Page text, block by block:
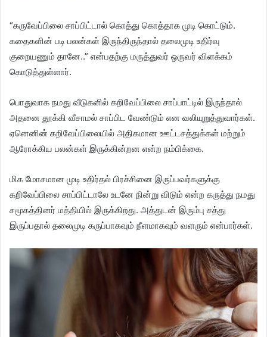
“கருவேப்பிலை சாப்பிட்டால் கொத்து கொத்தாக முடி கொட்டும்.
கதைகளின் படி பலன்கள் இருந்திருந்தால் தலைமுடி உதிர்வு
குறையணும் தானே..” என்பதற்கு மருத்துவர் ஒருவர் விளக்கம்
கொடுத்துள்ளார்.
பொதுவாக நமது வீடுகளில் கறிவேப்பிலை சாப்பாட்டில் இருந்தால்
அதனை தூக்கி வீசாமல் சாப்பிட வேண்டும் என வலியுறுத்துவார்கள்.
ஏனெனின் கறிவேப்பிலையில் அதிகமான ஊட்டசத்துக்கள் மற்றும்
ஆரோக்கிய பலன்கள் இருக்கின்றன என்ற நம்பிக்கை.
மிக மோசமான முடி உதிர்தல் பிரச்சினை இருப்பவர்களுக்கு
கறிவேப்பிலை சாப்பிட்டாலே உடனே நின்று விடும் என்ற கருத்து நமது
சமூகத்தினர் மத்தியில் இருக்கிறது. அத்துடன் இரும்பு சத்து
இருப்பதால் தலைமுடி கருப்பாகவும் நீளமாகவும் வளரும் என்பார்கள்.